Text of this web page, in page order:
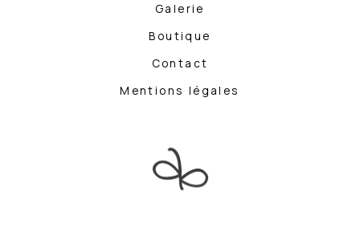
Galerie
Boutique
Contact
Mentions légales